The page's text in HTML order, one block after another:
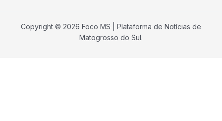
Copyright © 2026 Foco MS | Plataforma de Notícias de
Matogrosso do Sul.